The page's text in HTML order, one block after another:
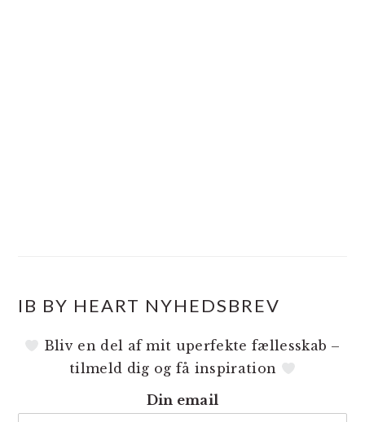
IB BY HEART NYHEDSBREV
Bliv en del af mit uperfekte fællesskab –
tilmeld dig og få inspiration
Din email